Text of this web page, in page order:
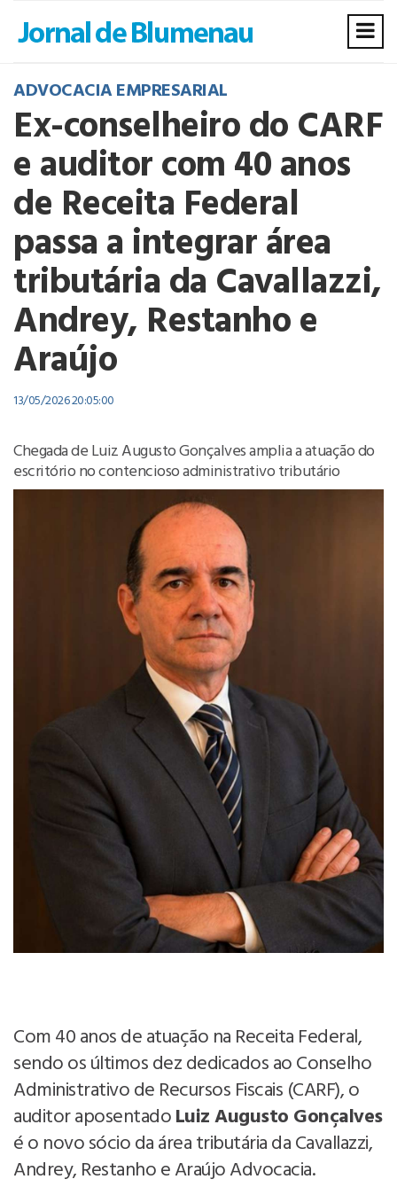
ADVOCACIA EMPRESARIAL
Ex-conselheiro do CARF
e auditor com 40 anos
de Receita Federal
passa a integrar área
tributária da Cavallazzi,
Andrey, Restanho e
Araújo
13/05/2026 20:05:00
Chegada de Luiz Augusto Gonçalves amplia a atuação do
escritório no contencioso administrativo tributário
Com 40 anos de atuação na Receita Federal,
sendo os últimos dez dedicados ao Conselho
Administrativo de Recursos Fiscais (CARF), o
auditor aposentadoLuiz Augusto Gonçalves
é o novo sócio da área tributária daCavallazzi,
Andrey, Restanho e Araújo Advocacia.